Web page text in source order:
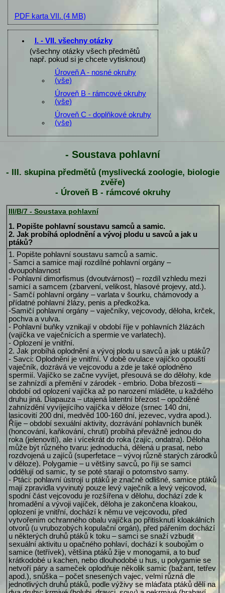
PDF karta VII. (4 MB)
I. - VII. všechny otázky
(všechny otázky všech předmětů
např. pokud si je chcete vytisknout)
Úroveň A - nosné okruhy
(vše)
Úroveň B - rámcové okruhy
(vše)
Úroveň C - doplňkové okruhy
(vše)
- Soustava pohlavní
- III. skupina předmětů (myslivecká zoologie, biologie
zvěře)
- Úroveň B - rámcové okruhy
III/B/7 - Soustava pohlavní
1. Popište pohlavní soustavu samců a samic.
2. Jak probíhá oplodnění a vývoj plodu u savců a jak u
ptáků?
1. Popište pohlavní soustavu samců a samic.
- Samci a samice mají rozdílné pohlavní orgány –
dvoupohlavnost
- Pohlavní dimorfismus (dvoutvárnost) – rozdíl vzhledu mezi
samicí a samcem (zbarvení, velikost, hlasové projevy, atd.).
- Samčí pohlavní orgány – varlata v šourku, chámovody a
přídatné pohlavní žlázy, penis a předkožka.
-Samičí pohlavní orgány – vaječníky, vejcovody, děloha, krček,
pochva a vulva.
- Pohlavní buňky vznikají v období říje v pohlavních žlázách
(vajíčka ve vaječnících a spermie ve varlatech).
- Oplození je vnitřní.
2. Jak probíhá oplodnění a vývoj plodu u savců a jak u ptáků?
- Savci: Oplodnění je vnitřní. V době ovulace vajíčko opouští
vaječník, dozrává ve vejcovodu a zde je také oplodněno
spermií. Vajíčko se začne vyvíjet, přesouvá se do dělohy, kde
se zahnízdí a přemění v zárodek - embrio. Doba březosti –
období od oplození vajíčka až po narození mláděte, u každého
druhu jiná. Diapauza – utajená latentní březost – opožděné
zahnízdění vyvíjejícího vajíčka v děloze (srnec 140 dní,
lasicovití 200 dní, medvěd 100-160 dní, jezevec, vydra apod.).
Říje – období sexuální aktivity, dozrávání pohlavních buněk
(honcování, kaňkování, chrutí) probíhá převážně jednou do
roka (jelenovití), ale i vícekrát do roka (zajíc, ondatra). Děloha
může být různého tvaru: jednoduchá, dělená u prasat, nebo
rozdvojená u zajíců (superfetace – vývoj různě starých zárodků
v děloze). Polygamie – u většiny savců, po říji se samci
oddělují od samic, ty se poté starají o potomstvo samy.
- Ptáci: pohlavní ústrojí u ptáků je značně odlišné, samice ptáků
mají zpravidla vyvinutý pouze levý vaječník a levý vejcovod,
spodní část vejcovodu je rozšířena v dělohu, dochází zde k
hromadění a vývoji vajíček, děloha je zakončena kloakou,
oplození je vnitřní, dochází k němu ve vejcovodu, před
vytvořením ochranného obalu vajíčka po přitisknutí kloakálních
otvorů (u vrubozobých kopulační orgán), před pářením dochází
u některých druhů ptáků k toku – samci se snaží vzbudit
sexuální aktivitu u opačného pohlaví, dochází k soubojům o
samice (tetřívek), většina ptáků žije v monogamii, a to buď
krátkodobé u kachen, nebo dlouhodobé u hus, u polygamie se
netvoří páry a sameček oplodňuje několik samic (bažant, tetřev
apod.), snůška – počet snesených vajec, velmi různá dle
jednotlivých druhů ptáků, podle výživy se mláďata ptáků dělí na